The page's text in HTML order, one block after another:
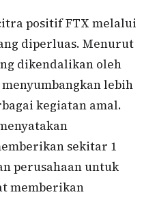
positif FTX melalui
diperluas. Menurut
dikendalikan oleh
lebih
kegiatan amal.
sekitar 1
perusahaan untuk
memberikan